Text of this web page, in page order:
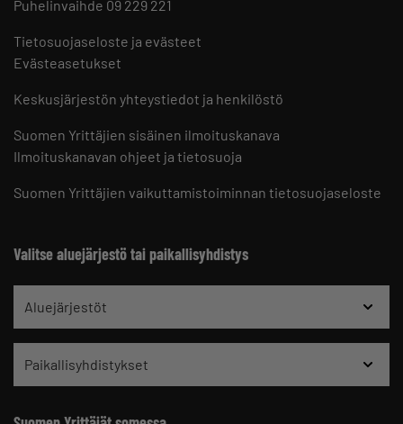
Puhelinvaihde 09 229 221
Tietosuojaseloste ja evästeet
Evästeasetukset
Keskusjärjestön yhteystiedot ja henkilöstö
Suomen Yrittäjien sisäinen ilmoituskanava
Ilmoituskanavan ohjeet ja tietosuoja
Suomen Yrittäjien vaikuttamistoiminnan tietosuojaseloste
Valitse aluejärjestö tai paikallisyhdistys
Aluejärjestöt
Paikallisyhdistykset